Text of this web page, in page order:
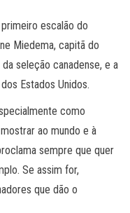
escalão do
Miedema, capitã do
seleção canadense, e a
Estados Unidos.
como
ao mundo e à
sempre que quer
Se assim for,
que dão o